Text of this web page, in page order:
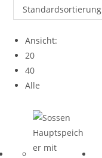
Standardsortierung
Ansicht:
20
40
Alle